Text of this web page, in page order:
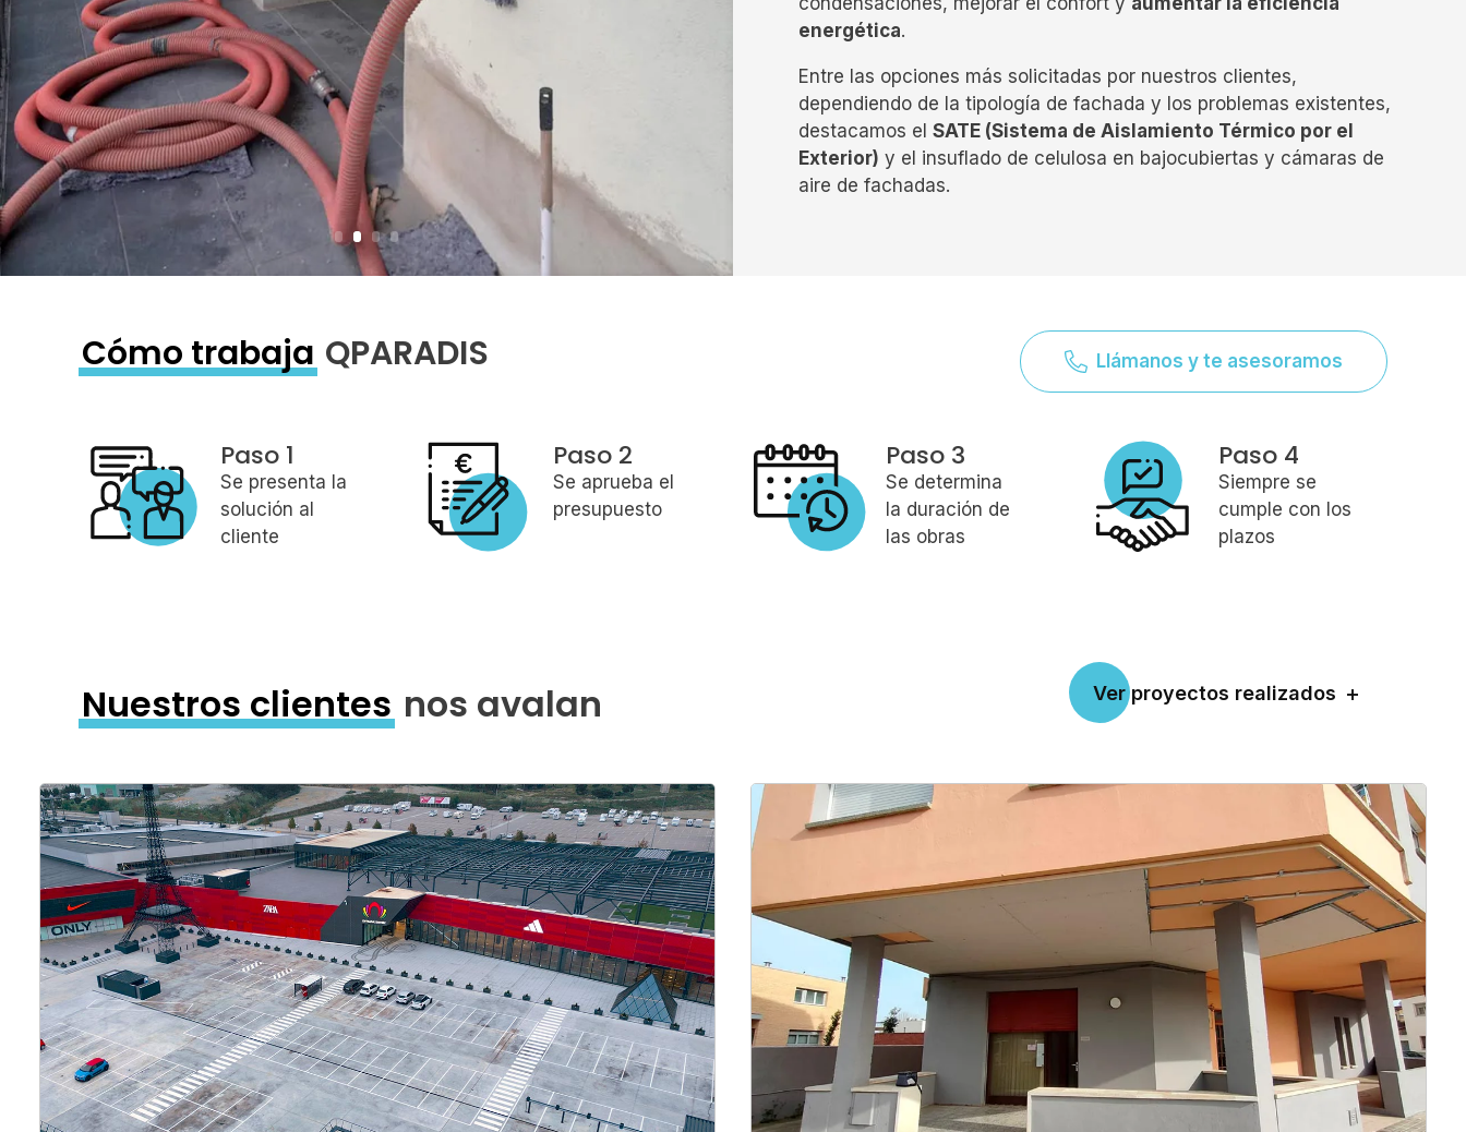
energética.
Entre las opciones más solicitadas por nuestros clientes,
dependiendo de la tipología de fachada y los problemas existentes,
destacamos el SATE (Sistema de Aislamiento Térmico por el
Exterior) y el insuflado de celulosa en bajocubiertas y cámaras de
aire de fachadas.
Cómo trabaja QPARADIS Llámanos y te asesoramos
Paso 1
Se presenta la
solución al
cliente
Paso 2
Se aprueba el
presupuesto
Paso 3
Se determina
la duración de
las obras
Paso 4
Siempre se
cumple con los
plazos
Nuestros clientes nos avalan Ver proyectos realizados